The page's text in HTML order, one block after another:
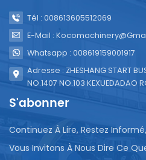
Tél : 008613605512069
E-Mail :
Whatsapp : 008619159001917
Adresse : ZHESHANG START
NO.1407 NO.103 KEXUEDADAO
S'abonner
Continuez À Lire, Restez
Vous Invitons À Nous Dire Ce